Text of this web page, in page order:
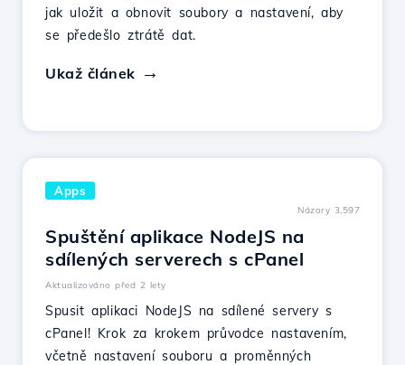
jak uložit a obnovit soubory a nastavení, aby
se předešlo ztrátě dat.
Ukaž článek
Apps
Názory 3,597
Spuštění aplikace NodeJS na
sdílených serverech s cPanel
Aktualizováno před 2 lety
Spusit aplikaci NodeJS na sdílené servery s
cPanel! Krok za krokem průvodce nastavením,
včetně nastavení souboru a proměnných